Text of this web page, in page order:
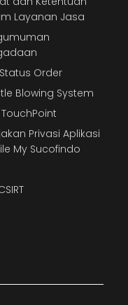
Layanan Jasa
Order
Blowing System
TouchPoint
Privasi Aplikasi
My Sucofindo